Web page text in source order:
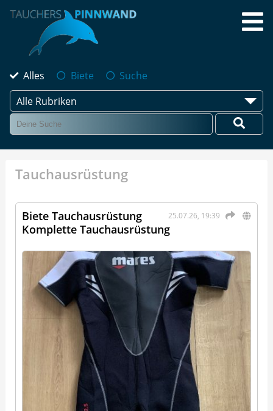
Alles Biete
Suche
Alle Rubriken
Tauchausrüstung
25.07.26, 19:39
Biete Tauchausrüstung
Komplette Tauchausrüstung